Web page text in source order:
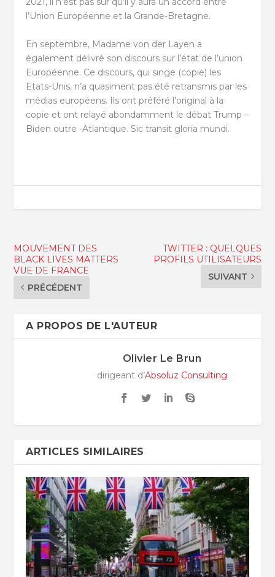
l’Union Européenne et la Grande-Bretagne.
En septembre, Madame von der Layen a
également délivré son discours sur l’état de l’union
Européenne. Ce discours, qui singe (copie) les
Etats-Unis, n’a quasiment pas été retransmis par les
médias européens. Ils ont préféré l’original à la
copie et ont relayé abondamment le débat Trump –
Biden outre -Atlantique. Sic transit gloria mundi.
MOUVEMENT DES
BLACK LIVES MATTERS
VUE DE FRANCE
PRÉCÉDENT
TWITTER : QUELQUES
PROFILS UTILISATEURS
SUIVANT
A PROPOS DE L'AUTEUR
Olivier Le Brun
dirigeant d’Absoluz Consulting
ARTICLES SIMILAIRES